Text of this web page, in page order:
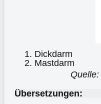
Dickdarm
Mastdarm
Quelle:
Übersetzungen: